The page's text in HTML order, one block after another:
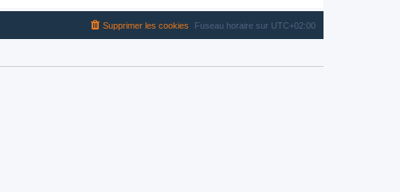
Fuseau horaire sur UTC+02:00
Supprimer les cookies